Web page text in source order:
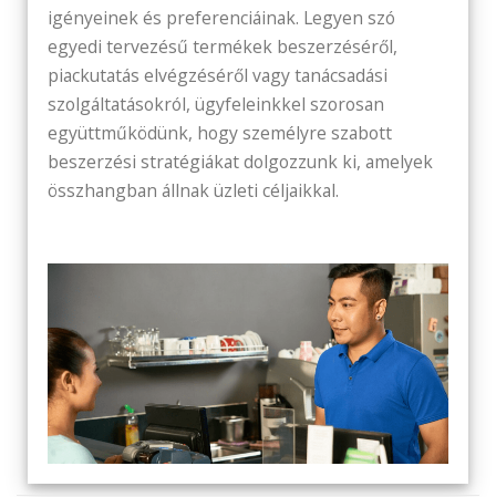
igényeinek és preferenciáinak. Legyen szó
egyedi tervezésű termékek beszerzéséről,
piackutatás elvégzéséről vagy tanácsadási
szolgáltatásokról, ügyfeleinkkel szorosan
együttműködünk, hogy személyre szabott
beszerzési stratégiákat dolgozzunk ki, amelyek
összhangban állnak üzleti céljaikkal.